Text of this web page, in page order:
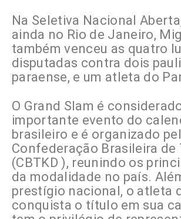
Na Seletiva Nacional
ainda no Rio de Janeiro,
também venceu as quatro
disputadas contra dois
paraense, e um atleta do
O Grand Slam é
importante evento do
brasileiro e é organizado
Confederação Brasileira de
(CBTKD ), reunindo os
da modalidade no país.
prestígio nacional, o atleta
conquista o título em sua